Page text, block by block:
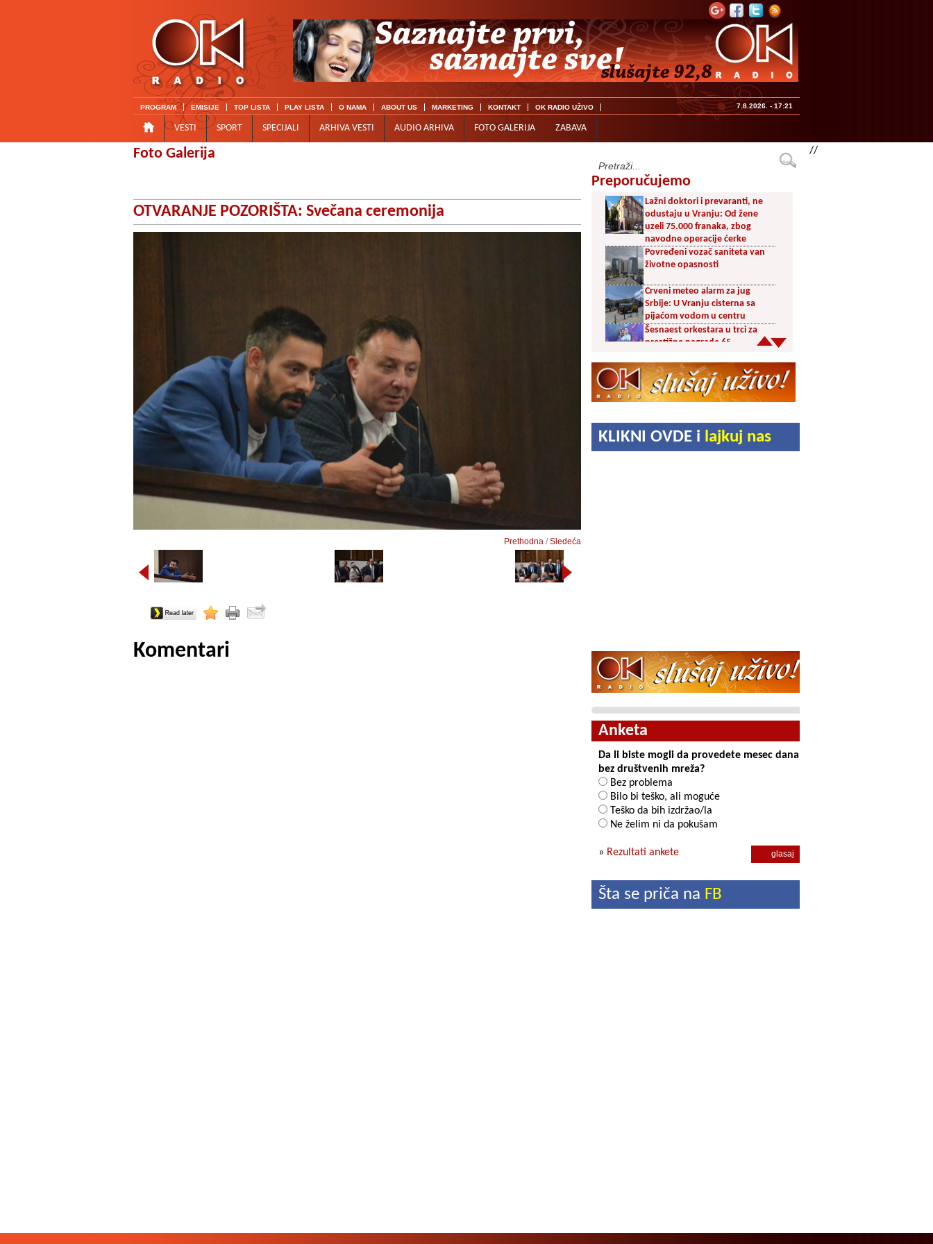
PROGRAM EMISIJE TOP LISTA PLAY LISTA O NAMA ABOUT US MARKETING KONTAKT OK RADIO UŽIVO 7.8.2026. - 17:21
VESTI SPORT SPECIJALI ARHIVA VESTI AUDIO ARHIVA FOTO GALERIJA ZABAVA
Foto Galerija
OTVARANJE POZORIŠTA: Svečana ceremonija
Prethodna /Sledeća
Komentari
Preporučujemo
Lažni doktori i prevaranti, ne
odustaju u Vranju: Od žene
uzeli 75.000 franaka, zbog
navodne operacije ćerke
Povređeni vozač saniteta van
životne opasnosti
Crveni meteo alarm za jug
Srbije: U Vranju cisterna sa
pijaćom vodom u centru
Šesnaest orkestara u trci za
prestižne nagrade 65.
Bez Vranjanaca u
takmičarskom delu
Akcija dobrovoljnog davanja
KUD Vrelac u Vranjskoj Banji
domaćin Međunarodnog
KLIKNI OVDE i lajkuj nas
Anketa
Da li biste mogli da provedete mesec dana
bez društvenih mreža?
Bez problema
Bilo bi teško, ali moguće
Teško da bih izdržao/la
Ne želim ni da pokušam
» Rezultati ankete
Šta se priča na FB
//